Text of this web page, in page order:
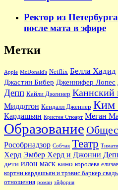
Ректор из
после мата в эфире
Метки
Apple McDonald's Netflix Белла Хадид
Джастин Бибер Дженнифер Лопес
Депп Кайли Дженнер Каннский
Миддлтон Кендалл Дженнер Ким
Кардашьян Кристен Стюарт Меган
Образование
Рособрнадзор Собчак Театр Тимати
Херд Эмбер Херд и Джонни
дети илон маск кино королева
кортни кардашьян и трэвис баркер
отношения роман эйфория